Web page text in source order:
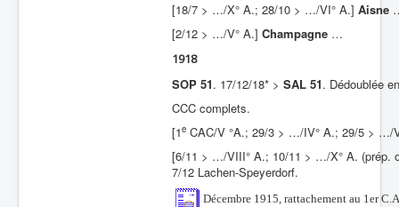
[18/7 > …/X° A.; 28/10 > …/VI° A.] Aisne
[2/12 > …/V° A.] Champagne …
1918
SOP 51. 17/12/18* > SAL 51. Dédoublée
CCC complets.
[1e CAC/V °A.; 29/3 > …/IV° A.; 29/5 > …/
[6/11 > …/VIII° A.; 10/11 > …/X° A.
7/12 Lachen-Speyerdorf.
Décembre 1915, rattachement au 1er